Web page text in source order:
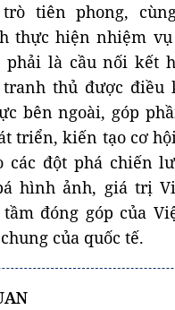
tiên phong,
thực hiện nhiệm
phải là cầu nối kết
thủ được điều
bên ngoài, góp
triển, kiến tạo cơ
các đột phá chiến
hình ảnh, giá trị
đóng góp của
của quốc tế.